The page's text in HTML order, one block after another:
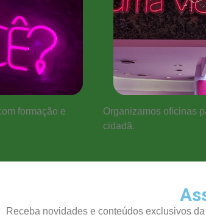
formação e
Organizamos oficinas
cidadã.
Receba novidades e conteúdos exclusivos